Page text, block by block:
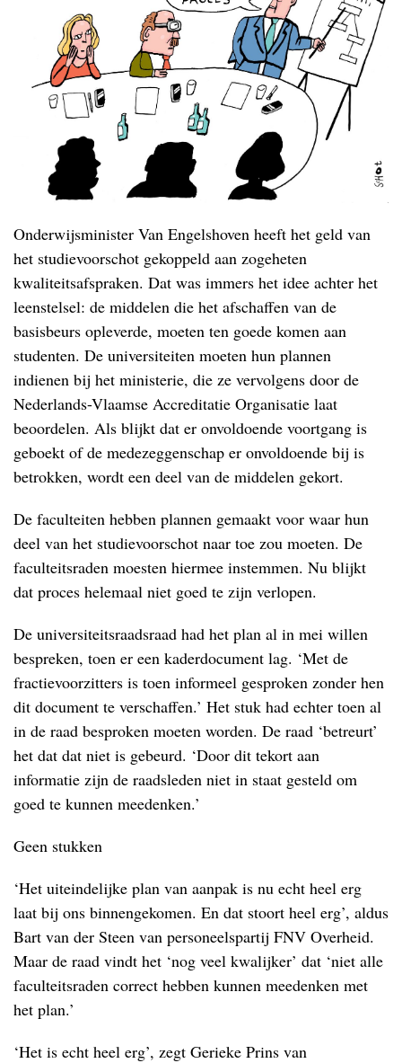
Onderwijsminister Van Engelshoven heeft het geld van
het studievoorschot gekoppeld aan zogeheten
kwaliteitsafspraken. Dat was immers het idee achter het
leenstelsel: de middelen die het afschaffen van de
basisbeurs opleverde, moeten ten goede komen aan
studenten. De universiteiten moeten hun plannen
indienen bij het ministerie, die ze vervolgens door de
Nederlands-Vlaamse Accreditatie Organisatie laat
beoordelen. Als blijkt dat er onvoldoende voortgang is
geboekt of de medezeggenschap er onvoldoende bij is
betrokken, wordt een deel van de middelen gekort.
De faculteiten hebben plannen gemaakt voor waar hun
deel van het studievoorschot naar toe zou moeten. De
faculteitsraden moesten hiermee instemmen. Nu blijkt
dat proces helemaal niet goed te zijn verlopen.
De universiteitsraadsraad had het plan al in mei willen
bespreken, toen er een kaderdocument lag. ‘Met de
fractievoorzitters is toen informeel gesproken zonder hen
dit document te verschaffen.’ Het stuk had echter toen al
in de raad besproken moeten worden. De raad ‘betreurt’
het dat dat niet is gebeurd. ‘Door dit tekort aan
informatie zijn de raadsleden niet in staat gesteld om
goed te kunnen meedenken.’
Geen stukken
‘Het uiteindelijke plan van aanpak is nu echt heel erg
laat bij ons binnengekomen. En dat stoort heel erg’, aldus
Bart van der Steen van personeelspartij FNV Overheid.
Maar de raad vindt het ‘nog veel kwalijker’ dat ‘niet alle
faculteitsraden correct hebben kunnen meedenken met
het plan.’
‘Het is echt heel erg’, zegt Gerieke Prins van